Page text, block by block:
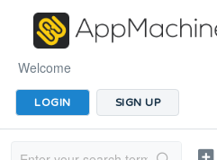
Welcome
LOGIN SIGN UP